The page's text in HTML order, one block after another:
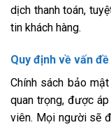
dịch thanh toán,
tin khách hàng.
Quy định về vấn
Chính sách bảo
quan trọng, được
viên. Mọi người sẽ